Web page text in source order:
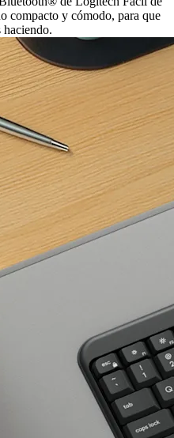
compacto y cómodo, para que
haciendo.